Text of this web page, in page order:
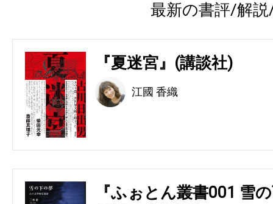
最新の書評/解
『夏迷宮』(講談社)
江國 香織
『ふぉとん叢書001 雪